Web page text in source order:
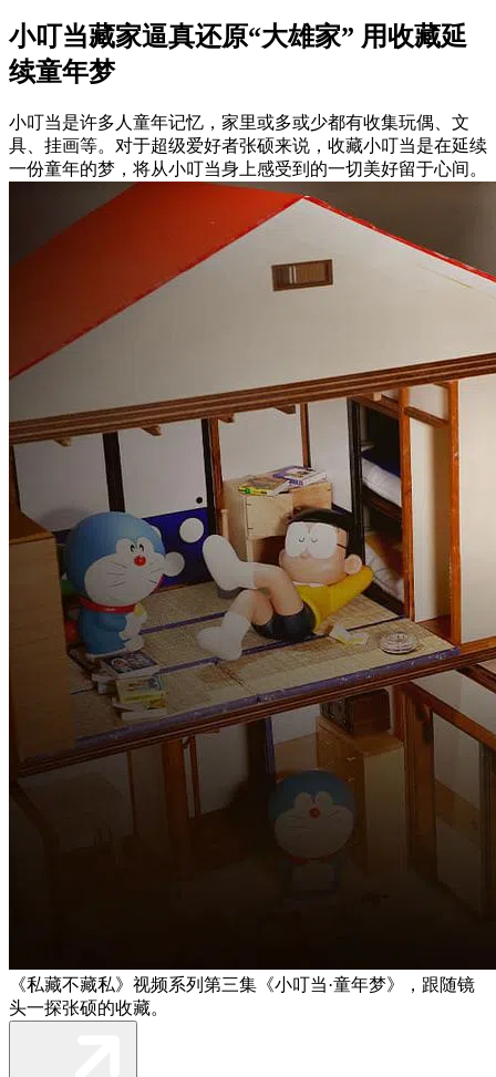
小叮当藏家逼真还原“大雄家” 用收藏延
续童年梦
小叮当是许多人童年记忆，家里或多或少都有收集玩偶、文
具、挂画等。对于超级爱好者张硕来说，收藏小叮当是在延续
一份童年的梦，将从小叮当身上感受到的一切美好留于心间。
《私藏不藏私》视频系列第三集《小叮当·童年梦》，跟随镜
头一探张硕的收藏。